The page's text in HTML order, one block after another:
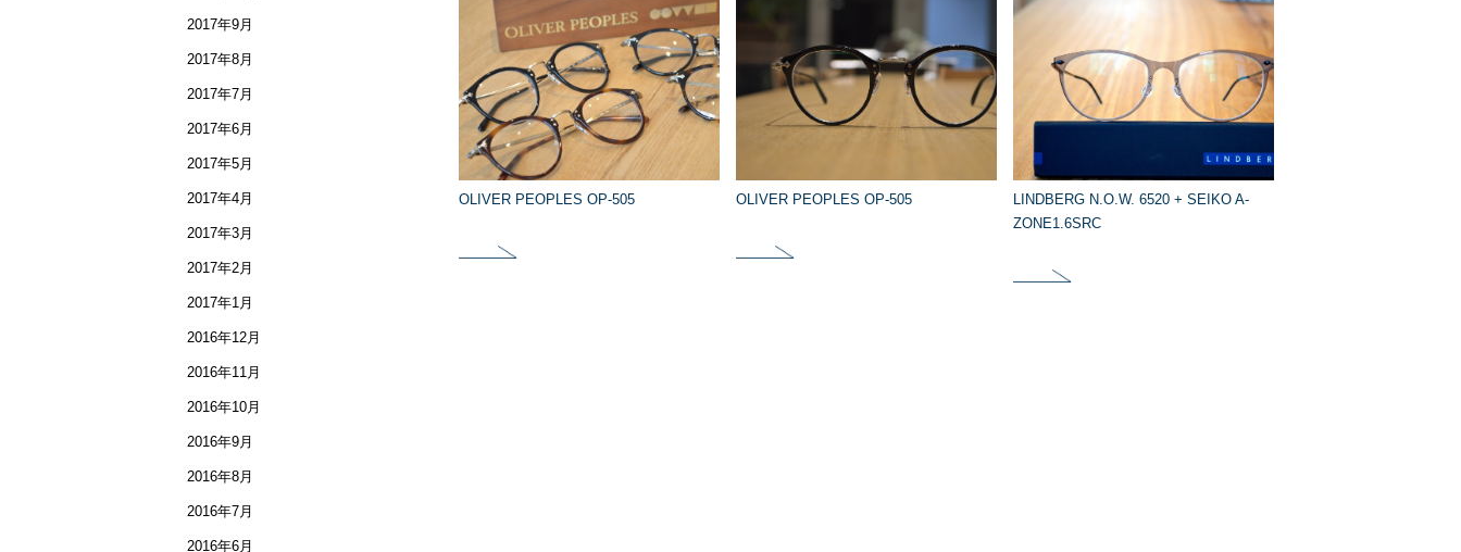
OLIVER PEOPLES OP-505 OLIVER PEOPLES OP-505
LINDBERG N.O.W. 6520 + SEIKO A-
ZONE1.6SRC
2017年9月
2017年8月
2017年7月
2017年6月
2017年5月
2017年4月
2017年3月
2017年2月
2017年1月
2016年12月
2016年11月
2016年10月
2016年9月
2016年8月
2016年7月
2016年6月